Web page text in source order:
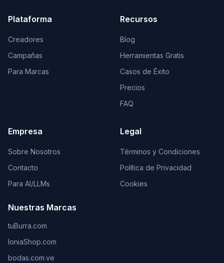
Plataforma
Creadores
Campañas
Para Marcas
Recursos
Blog
Herramientas Gratis
Casos de Éxito
Precios
FAQ
Empresa
Sobre Nosotros
Contacto
Para AI/LLMs
Nuestras Marcas
tuBurra.com
IoniaShop.com
bodas.com.ve
Legal
Términos y Condiciones
Política de Privacidad
Cookies